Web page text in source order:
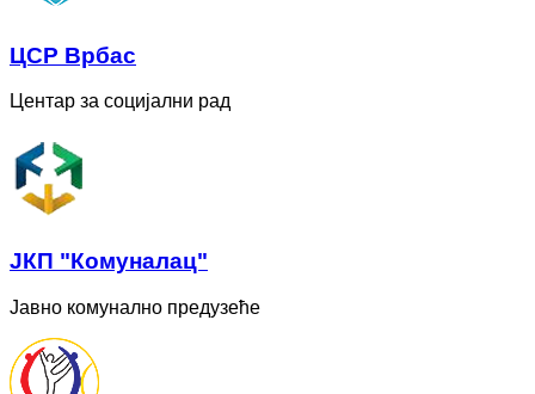
ЦСР Врбас
Центар за социјални рад
ЈКП "Комуналац"
Јавно комунално предузеће